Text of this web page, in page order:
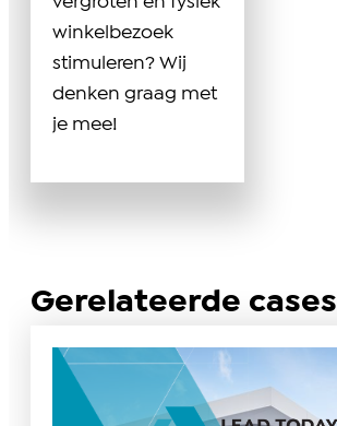
winkelbezoek
stimuleren? Wij
denken graag met
je mee!
Gerelateerde cases